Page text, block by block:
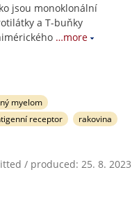
jsou monoklonální
a T-buňky
…more
myelom
receptor rakovina
/ produced: 25. 8. 2023